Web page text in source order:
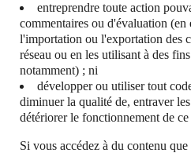
entreprendre toute action
commentaires ou d'évaluation (en
l'importation ou l'exportation des
réseau ou en les utilisant à des
notamment) ; ni
développer ou utiliser tout
diminuer la qualité de, entraver
détériorer le fonctionnement de ce
Si vous accédez à du contenu